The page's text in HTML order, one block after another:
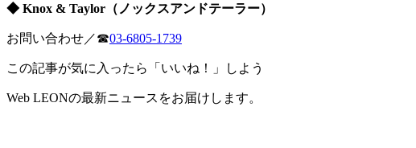
◆ Knox & Taylor（ノックスアンドテーラー）
お問い合わせ／☎03-6805-1739
この記事が気に入ったら「いいね！」しよう
Web LEONの最新ニュースをお届けします。